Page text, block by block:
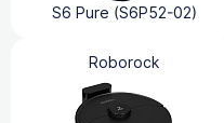
S6 Pure (S6P52-02)
Roborock